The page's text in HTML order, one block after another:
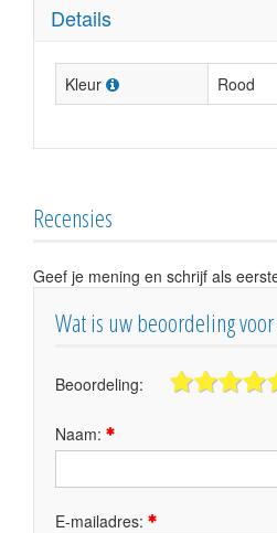
Details
Kleur Rood
Recensies
Geef je mening en schrijf als
Wat is uw beoordeling
Beoordeling:
Naam:
E-mailadres: